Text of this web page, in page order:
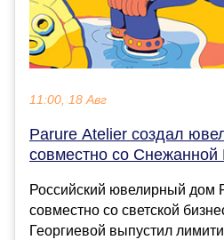
11:00, 18 Авг
Parure Atelier создал
совместно со Снежанной
Российский ювелирный дом
совместно со светской
Георгиевой выпустил